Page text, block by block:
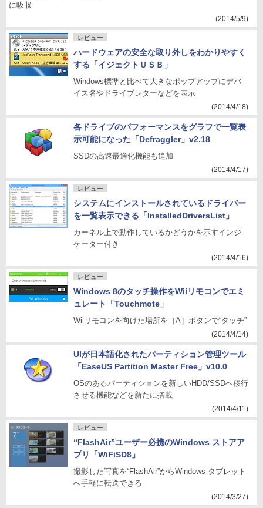
に吸収
(2014/5/9)
レビュー
ハードウェアの安全な取り外しをわかりやすく
する「イジェクトＵＳＢ」
Windows標準と比べて大きなポップアップにデバ
イス名やドライブレターなどを表示
(2014/4/18)
各ドライブのパフォーマンスをグラフで一覧表
示可能になった「Defraggler」v2.18
SSDの高速最適化機能も追加
(2014/4/17)
レビュー
システムにインストールされているドライバー
を一覧表示できる「InstalledDriversList」
カーネル上で動作しているかどうかを示すインジ
ケーター付き
(2014/4/16)
レビュー
Windows 8のタッチ操作をWiiリモコンでエミ
ュレート「Touchmote」
Wiiリモコンを向けた場所を［A］ボタンで“タッチ”
(2014/4/14)
UIが日本語化されたパーティション管理ツール
「EaseUS Partition Master Free」v10.0
OSのあるパーティションを新しいHDD/SSDへ移行
させる機能などを新たに搭載
(2014/4/11)
レビュー
“FlashAir”ユーザー必携のWindows ストアア
プリ「WiFiSD8」
撮影した写真を“FlashAir”からWindows タブレット
へ手軽に転送できる
(2014/3/27)